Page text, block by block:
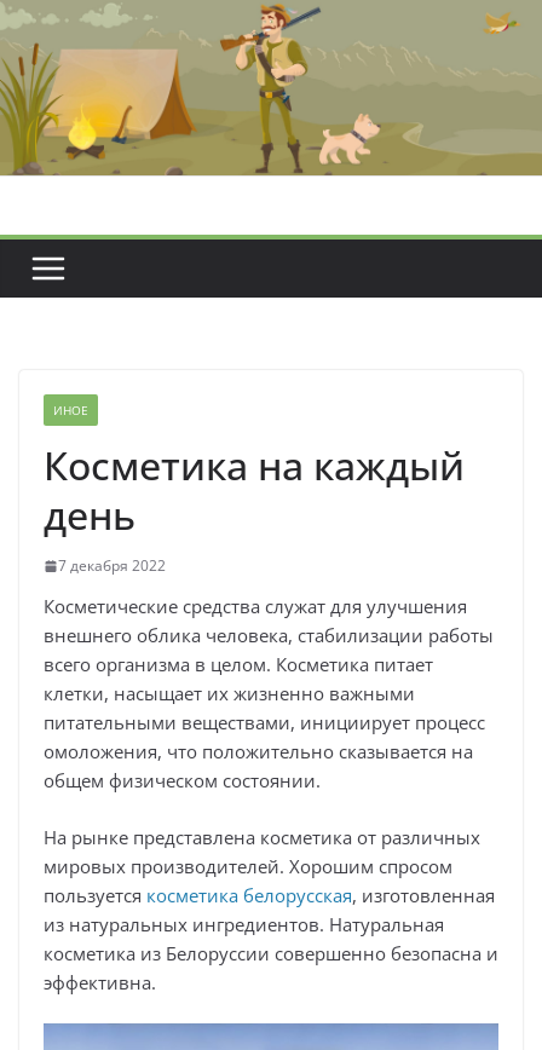
Перейти
содержимому
ИНОЕ
Косметика на каждый
день
7 декабря 2022
Косметические средства служат для улучшения
внешнего облика человека, стабилизации работы
всего организма в целом. Косметика питает
клетки, насыщает их жизненно важными
питательными веществами, инициирует процесс
омоложения, что положительно сказывается на
общем физическом состоянии.
На рынке представлена косметика от различных
мировых производителей. Хорошим спросом
пользуется косметика белорусская, изготовленная
из натуральных ингредиентов. Натуральная
косметика из Белоруссии совершенно безопасна и
эффективна.